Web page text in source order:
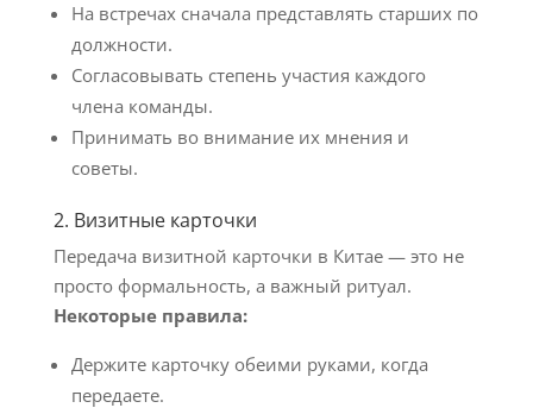
На встречах сначала представлять старших по
должности.
Согласовывать степень участия каждого
члена команды.
Принимать во внимание их мнения и
советы.
2. Визитные карточки
Передача визитной карточки в Китае — это не
просто формальность, а важный ритуал.
Некоторые правила:
Держите карточку обеими руками, когда
передаете.